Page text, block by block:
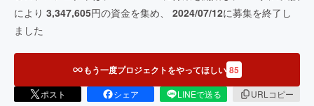
により 3,347,605円の資金を集め、 2024/07/12に募集を終了し
ました
もう一度プロジェクトをやってほしい 85
ポスト シェア LINEで送る
URLコピー